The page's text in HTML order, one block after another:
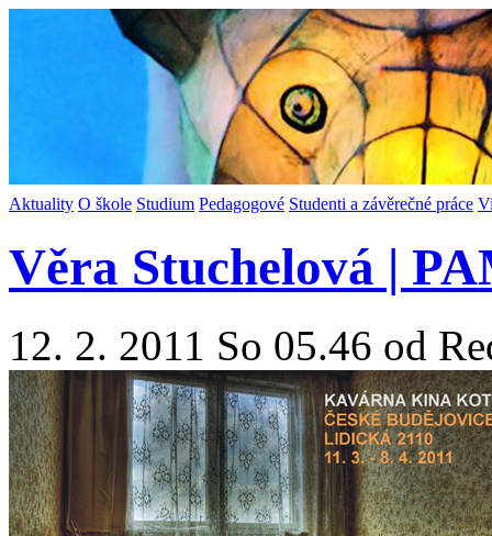
Aktuality O škole Studium Pedagogové Studenti a závěrečné práce
Věra Stuchelová |
12. 2. 2011 So 05.46 od